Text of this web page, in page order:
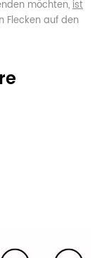
möchten,ist
Flecken auf den